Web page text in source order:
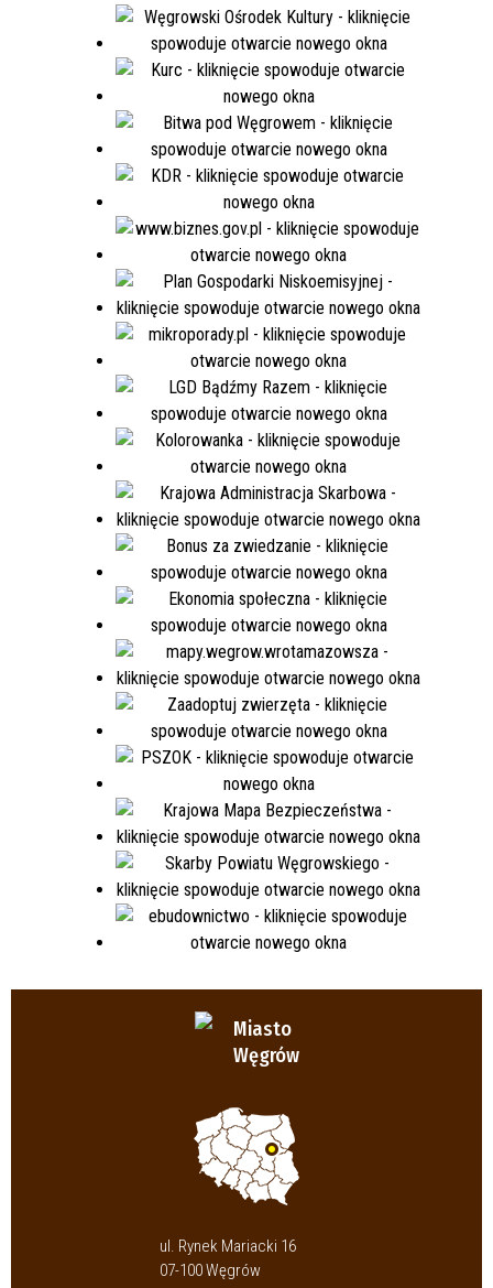
Miasto
Węgrów
ul. Rynek Mariacki 16
07-100 Węgrów